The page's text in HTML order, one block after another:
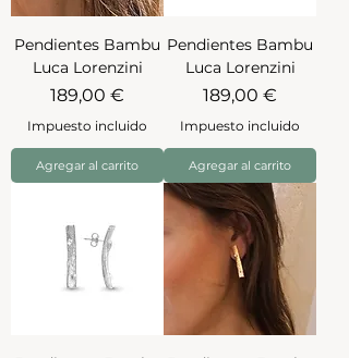
Pendientes Bambu
Luca Lorenzini
Precio
189,00 €
Impuesto incluido
Agregar al carrito
Pendientes Bambu
Luca Lorenzini
Precio
189,00 €
Impuesto incluido
Agregar al carrito